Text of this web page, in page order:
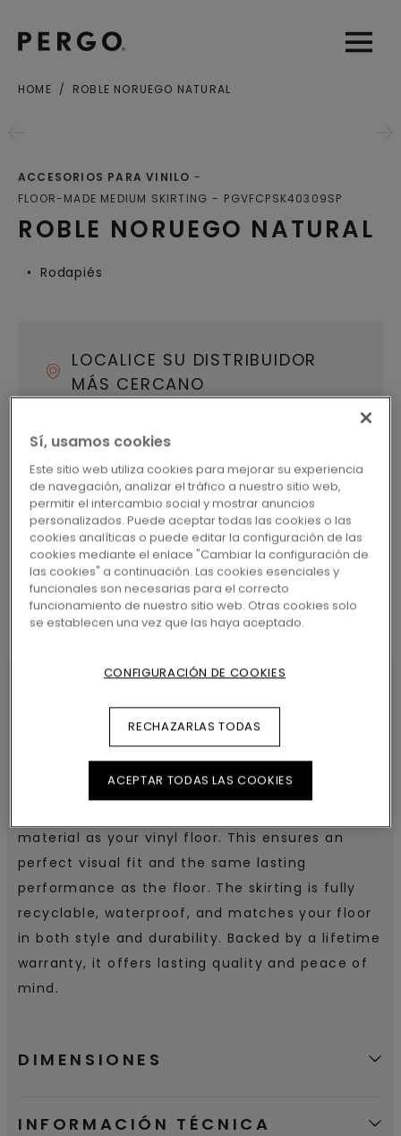
OpenOpen
HOME ROBLE NORUEGO NATURAL
ROBLE NORUEGO NATURAL
ACCESORIOS PARA VINILO
FLOOR-MADE MEDIUM SKIRTING
PGVFCPSK40309SP
Rodapiés
LOCALICE SU DISTRIBUIDOR
MÁS CERCANO
BUSCAR
CARACTERÍSTICAS DEL
PRODUCTO
Floor-made Small Skirting is a clickable 7cm
material as your vinyl floor. This ensures an
perfect visual fit and the same lasting
performance as the floor. The skirting is fully
recyclable, waterproof, and matches your floor
in both style and durability. Backed by a lifetime
warranty, it offers lasting quality and peace of
mind.
DIMENSIONES
INFORMACIÓN TÉCNICA
Sí, usamos cookies
Este sitio web utiliza cookies para mejorar su experiencia
de navegación, analizar el tráfico a nuestro sitio web,
permitir el intercambio social y mostrar anuncios
personalizados. Puede aceptar todas las cookies o las
cookies analíticas o puede editar la configuración de las
cookies mediante el enlace "Cambiar la configuración de
las cookies" a continuación. Las cookies esenciales y
funcionales son necesarias para el correcto
funcionamiento de nuestro sitio web. Otras cookies solo
se establecen una vez que las haya aceptado.
CONFIGURACIÓN DE COOKIES
RECHAZARLAS TODAS
ACEPTAR TODAS LAS COOKIES